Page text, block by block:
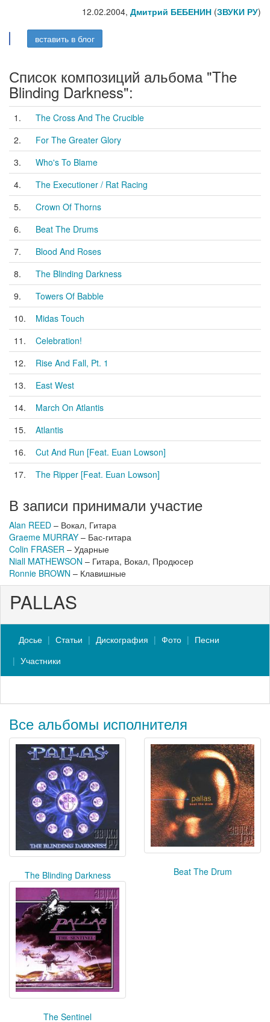
12.02.2004, Дмитрий БЕБЕНИН (ЗВУКИ РУ)
вставить в блог
Список композиций альбома "The
Blinding Darkness":
1.
The Cross And The Crucible
2.
For The Greater Glory
3.
Who's To Blame
4.
The Executioner / Rat Racing
5.
Crown Of Thorns
6.
Beat The Drums
7.
Blood And Roses
8.
The Blinding Darkness
9.
Towers Of Babble
10.
Midas Touch
11.
Celebration!
12.
Rise And Fall, Pt. 1
13.
East West
14.
March On Atlantis
15.
Atlantis
16.
Cut And Run [Feat. Euan Lowson]
17.
The Ripper [Feat. Euan Lowson]
В записи принимали участие
Alan REED – Вокал, Гитара
Graeme MURRAY – Бас-гитара
Colin FRASER – Ударные
Niall MATHEWSON – Гитара, Вокал, Продюсер
Ronnie BROWN – Клавишные
PALLAS
Досье Статьи Дискография Фото
Песни
Участники
Все альбомы исполнителя
The Blinding Darkness Beat The Drum
The Sentinel